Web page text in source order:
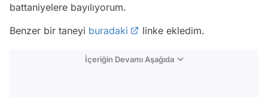
battaniyelere bayılıyorum.
Benzer bir taneyi buradaki linke ekledim.
İçeriğin Devamı Aşağıda